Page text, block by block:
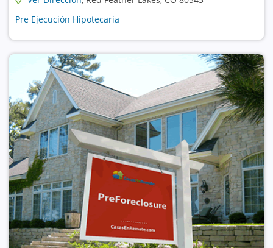
Pre Ejecución Hipotecaria